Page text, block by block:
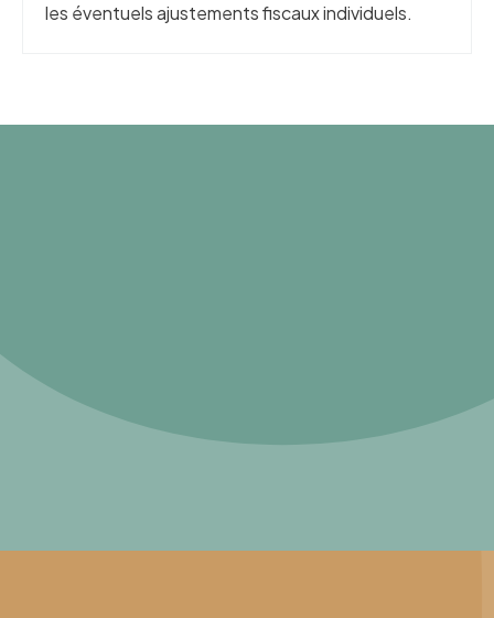
les éventuels ajustements fiscaux individuels.